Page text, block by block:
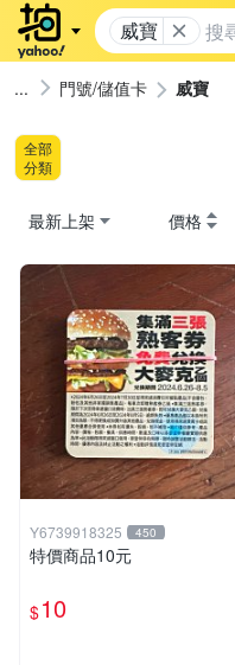
威寶
門號/儲值卡 威寶
全部
分類
最新上架 價格
Y6739918325 450
特價商品10元
$10